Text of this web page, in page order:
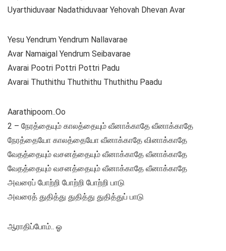
Uyarthiduvaar Nadathiduvaar Yehovah Dhevan Avar
Yesu Yendrum Yendrum Nallavarae
Avar Namaigal Yendrum Seibavarae
Avarai Pootri Pottri Pottri Padu
Avarai Thuthithu Thuthithu Thuthithu Paadu
Aarathipoom..Oo
2 – நேரத்தையும் காலத்தையும் வீனாக்காதே வீனாக்காதே
நேரத்தையோ காலத்தையோ வீனாக்காதே வினாக்காதே
வேதத்தையும் வசனத்தையும் வீனாக்காதே வீனாக்காதே
வேதத்தையும் வசனத்தையும் வீனாக்காதே வீனாக்காதே
அவரைப் போற்றி போற்றி போற்றி பாடு
அவரைத் துதித்து துதித்து துதித்துப் பாடு
ஆராதிப்போம்.. ஓ